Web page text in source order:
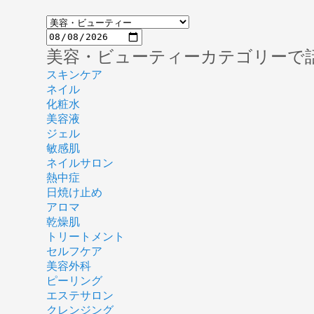
美容・ビューティーカテゴリーで
スキンケア
ネイル
化粧水
美容液
ジェル
敏感肌
ネイルサロン
熱中症
日焼け止め
アロマ
乾燥肌
トリートメント
セルフケア
美容外科
ピーリング
エステサロン
クレンジング